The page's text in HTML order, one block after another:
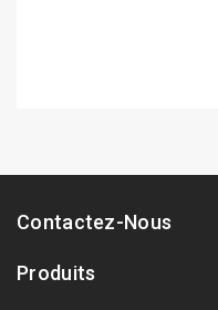
Contactez-Nous
Produits